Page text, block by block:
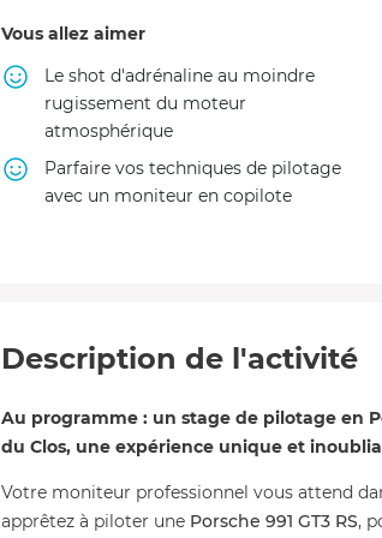
Vous allez aimer
Le shot d'adrénaline au moindre
rugissement du moteur
atmosphérique
Parfaire vos techniques de pilotage
avec un moniteur en copilote
Description de l'activité
Au programme : un stage de pilotage en
du Clos, une expérience unique et
Votre moniteur professionnel vous attend
apprêtez à piloter une Porsche 991 GT3 RS,